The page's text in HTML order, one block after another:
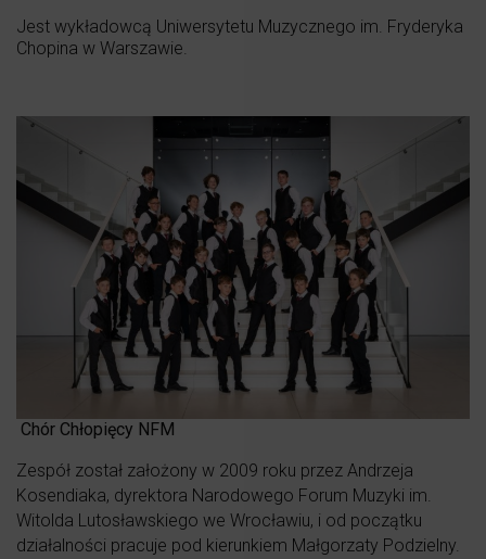
Jest wykładowcą Uniwersytetu Muzycznego im. Fryderyka
Chopina w Warszawie.
Chór Chłopięcy NFM
Zespół został założony w 2009 roku przez Andrzeja
Kosendiaka, dyrektora Narodowego Forum Muzyki im.
Witolda Lutosławskiego we Wrocławiu, i od początku
działalności pracuje pod kierunkiem Małgorzaty Podzielny.